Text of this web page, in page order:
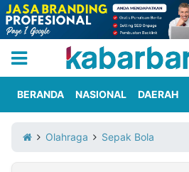
Iklan
Berita
Kami
BERANDA NASIONAL DAERAH
Olahraga Sepak Bola